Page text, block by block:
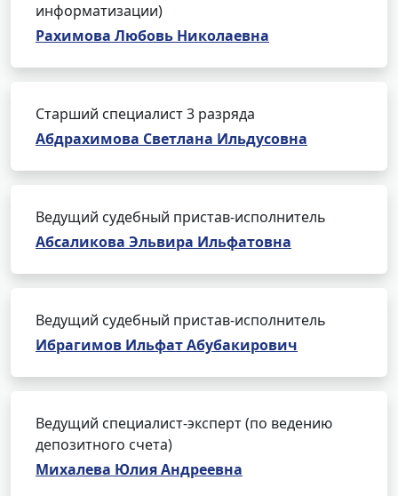
информатизации)
Рахимова Любовь Николаевна
Старший специалист 3 разряда
Абдрахимова Светлана Ильдусовна
Ведущий судебный пристав-исполнитель
Абсаликова Эльвира Ильфатовна
Ведущий судебный пристав-исполнитель
Ибрагимов Ильфат Абубакирович
Ведущий специалист-эксперт (по ведению
депозитного счета)
Михалева Юлия Андреевна